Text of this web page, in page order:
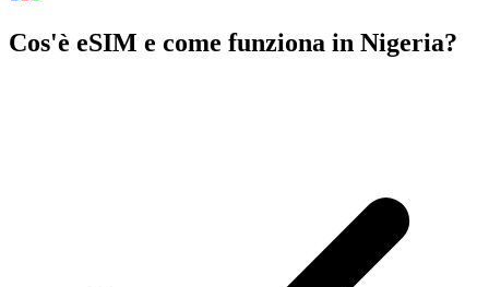
Cos'è eSIM e come funziona in Nigeria?